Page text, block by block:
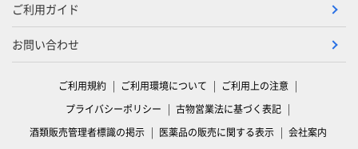
ご利用ガイド
お問い合わせ
ご利用規約 ご利用環境について
ご利用上の注意
プライバシーポリシー
古物営業法に基づく表記
酒類販売管理者標識の掲示
医薬品の販売に関する表示 会社案内